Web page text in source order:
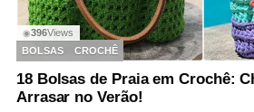
◉396Views
BOLSAS
CROCHÊ
18 Bolsas de Praia em Crochê:
Arrasar no Verão!